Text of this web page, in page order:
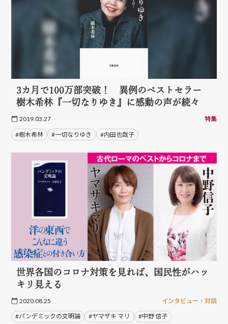
3カ月で100万部突破！ 異例のベストセラー
樹木希林『一切なりゆき』に感動の声が続々
2019.03.27 特集
#樹木希林 #一切なりゆき #内田也哉子
世界各国のコロナ対策を見れば、国民性がハッ
キリ見える
2020.08.25 インタビュー・対談
#パンデミックの文明論 #ヤマザキ マリ #中野 信子